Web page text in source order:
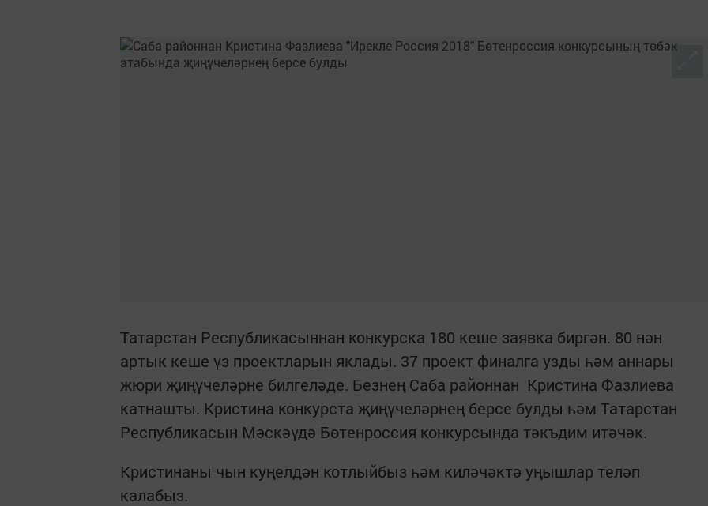
Татарстан Республикасыннан конкурска 180 кеше заявка биргән. 80 нән
артык кеше үз проектларын яклады. 37 проект финалга узды һәм аннары
жюри җиңүчеләрне билгеләде. Безнең Саба районнан Кристина Фазлиева
катнашты. Кристина конкурста җиңүчеләрнең берсе булды һәм Татарстан
Республикасын Мәскәүдә Бөтенроссия конкурсында тәкъдим итәчәк.
Кристинаны чын куңелдән котлыйбыз һәм киләчәктә уңышлар теләп
калабыз.